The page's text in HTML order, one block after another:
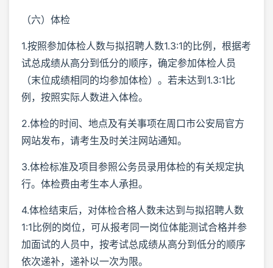
（六）体检
1.按照参加体检人数与拟招聘人数1.3:1的比例，根据考
试总成绩从高分到低分的顺序，确定参加体检人员
（末位成绩相同的均参加体检）。若未达到1.3:1比
例，按照实际人数进入体检。
2.体检的时间、地点及有关事项在周口市公安局官方
网站发布，请考生及时关注网站通知。
3.体检标准及项目参照公务员录用体检的有关规定执
行。体检费由考生本人承担。
4.体检结束后，对体检合格人数未达到与拟招聘人数
1:1比例的岗位，可从报考同一岗位体能测试合格并参
加面试的人员中，按考试总成绩从高分到低分的顺序
依次递补，递补以一次为限。